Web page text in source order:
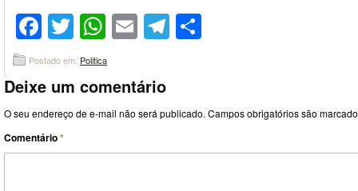
Facebook
Twitter
WhatsApp
EmailTelegram
Postado em: Politica
Deixe um comentário
O seu endereço de e-mail não será publicado. Campos obrigatórios são
Comentário*